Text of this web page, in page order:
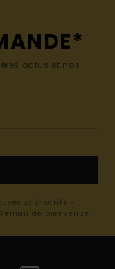
actus et nos
inscrits -
de bienvenue